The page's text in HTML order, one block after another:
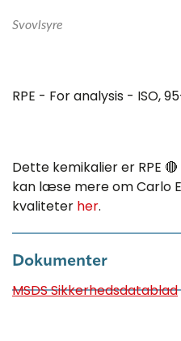
Svovlsyre
RPE - For analysis - ISO,
Dette kemikalier er RPE
kan læse mere om Carlo
kvaliteter her.
Dokumenter
MSDS Sikkerhedsdatablad